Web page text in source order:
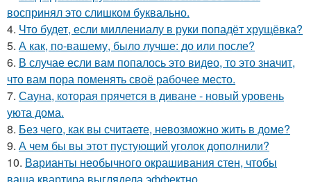
воспринял это слишком буквально.
4. Что будет, если миллениалу в руки попадёт хрущёвка?
5. А как, по-вашему, было лучше: до или после?
6. В случае если вам попалось это видео, то это значит,
что вам пора поменять своё рабочее место.
7. Сауна, которая прячется в диване - новый уровень
уюта дома.
8. Без чего, как вы считаете, невозможно жить в доме?
9. А чем бы вы этот пустующий уголок дополнили?
10. Варианты необычного окрашивания стен, чтобы